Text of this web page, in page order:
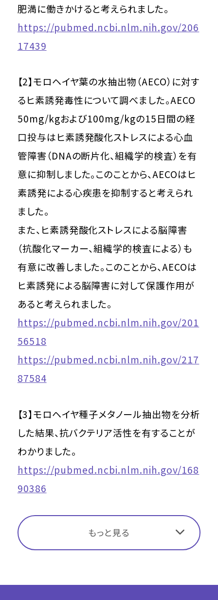
肥満に働きかけると考えられました。
https://pubmed.ncbi.nlm.nih.gov/206
17439
【2】モロヘイヤ葉の水抽出物（AECO）に対す
るヒ素誘発毒性について調べました。AECO
50mg/kgおよび100mg/kgの15日間の経
口投与はヒ素誘発酸化ストレスによる心血
管障害（DNAの断片化、組織学的検査）を有
意に抑制しました。このことから、AECOはヒ
素誘発による心疾患を抑制すると考えられ
ました。
また、ヒ素誘発酸化ストレスによる脳障害
（抗酸化マーカー、組織学的検査による）も
有意に改善しました。このことから、AECOは
ヒ素誘発による脳障害に対して保護作用が
あると考えられました。
https://pubmed.ncbi.nlm.nih.gov/201
56518
https://pubmed.ncbi.nlm.nih.gov/217
87584
【3】モロヘイヤ種子メタノール抽出物を分析
した結果、抗バクテリア活性を有することが
わかりました。
https://pubmed.ncbi.nlm.nih.gov/168
90386
もっと見る